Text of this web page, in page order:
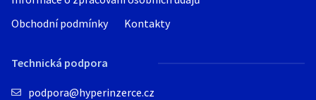
Obchodní podmínky
Kontakty
Technická podpora
podpora@hyperinzerce.cz